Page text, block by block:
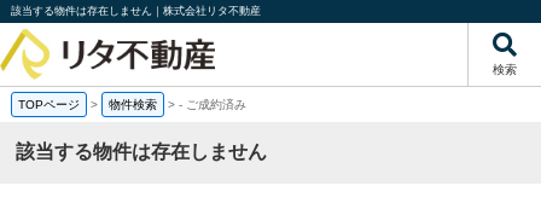
該当する物件は存在しません｜株式会社リタ不動産
検索
TOPページ > 物件検索 >- ご成約済み
該当する物件は存在しません